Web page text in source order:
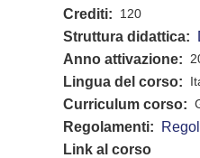
Crediti 120
Struttura didattica
Anno attivazione
Lingua del corso
Curriculum corso
Regolamenti
Link al corso